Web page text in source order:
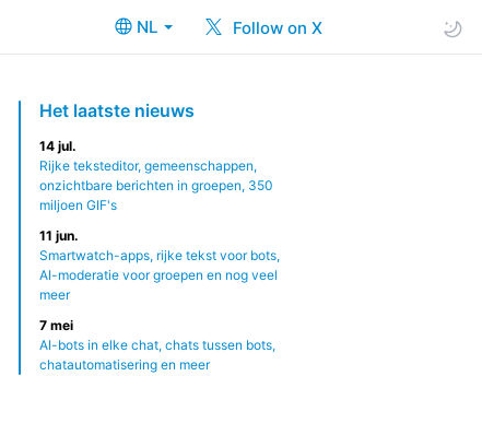
NL Follow on X
Het laatste nieuws
14 jul.
Rijke teksteditor, gemeenschappen,
onzichtbare berichten in groepen, 350
miljoen GIF's
11 jun.
Smartwatch-apps, rijke tekst voor bots,
AI-moderatie voor groepen en nog veel
meer
7 mei
AI-bots in elke chat, chats tussen bots,
chatautomatisering en meer